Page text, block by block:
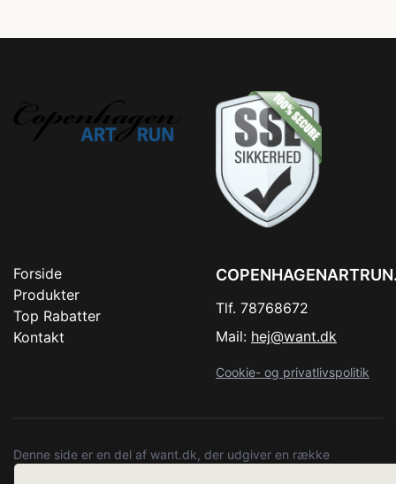
Forside
Produkter
Top Rabatter
Kontakt
Tlf. 78768672
Mail: hej@want.dk
Cookie- og privatlivspolitik
Denne side er en del af want.dk, der udgiver en række